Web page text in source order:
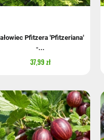
Pfitzera 'Pfitzeriana'
-...
37,99 zł